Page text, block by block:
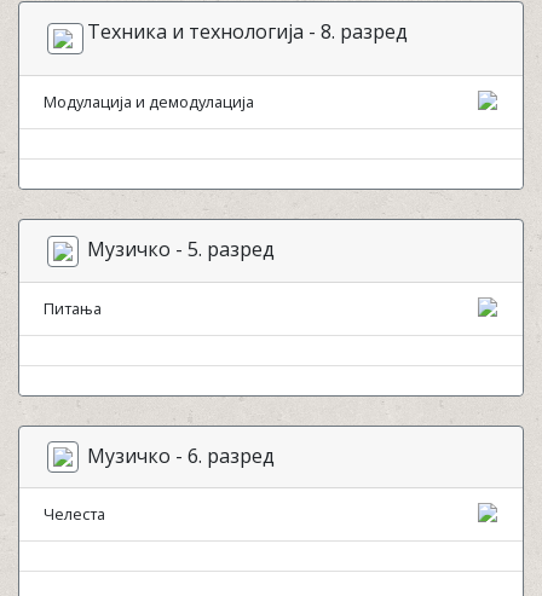
Техника и технологија - 8. разред
Модулација и демодулација
Музичко - 5. разред
Питања
Музичко - 6. разред
Челеста